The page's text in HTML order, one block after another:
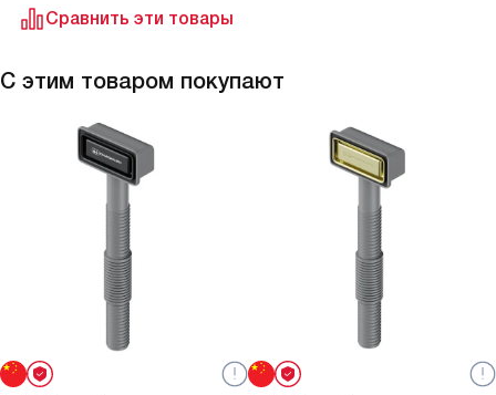
Сравнить эти товары
С этим товаром покупают